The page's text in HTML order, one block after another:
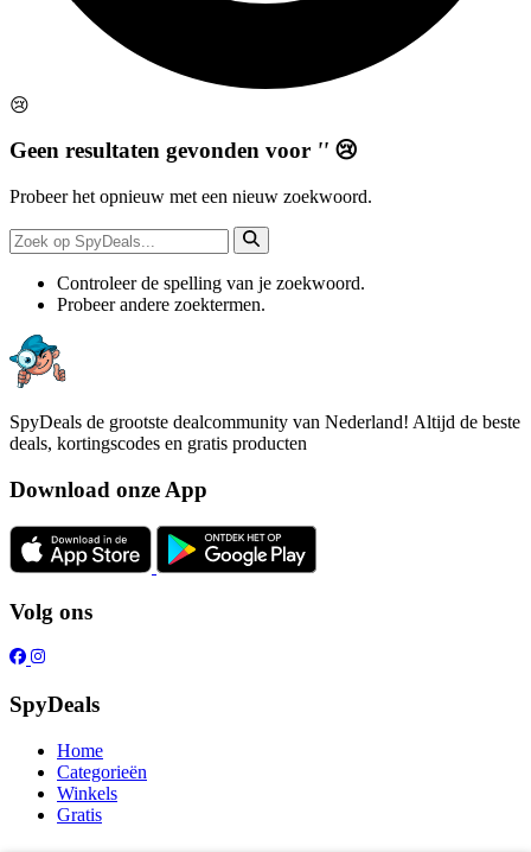
😢
Geen resultaten gevonden voor '' 😢
Probeer het opnieuw met een nieuw zoekwoord.
Controleer de spelling van je zoekwoord.
Probeer andere zoektermen.
SpyDeals de grootste dealcommunity van Nederland! Altijd de beste
deals, kortingscodes en gratis producten
Download onze App
Volg ons
SpyDeals
Home
Categorieën
Winkels
Gratis